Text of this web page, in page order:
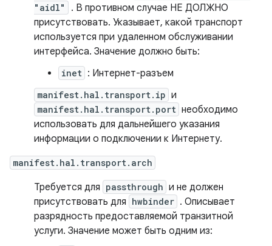
"aidl"
. В противном случае НЕ ДОЛЖНО
присутствовать. Указывает, какой транспорт
используется при удаленном обслуживании
интерфейса. Значение должно быть:
inet : Интернет-разъем
manifest.hal.transport.ip и
manifest.hal.transport.port необходимо
использовать для дальнейшего указания
информации о подключении к Интернету.
manifest.hal.transport.arch
Требуется для passthrough и не должен
присутствовать для hwbinder . Описывает
разрядность предоставляемой транзитной
услуги. Значение может быть одним из: